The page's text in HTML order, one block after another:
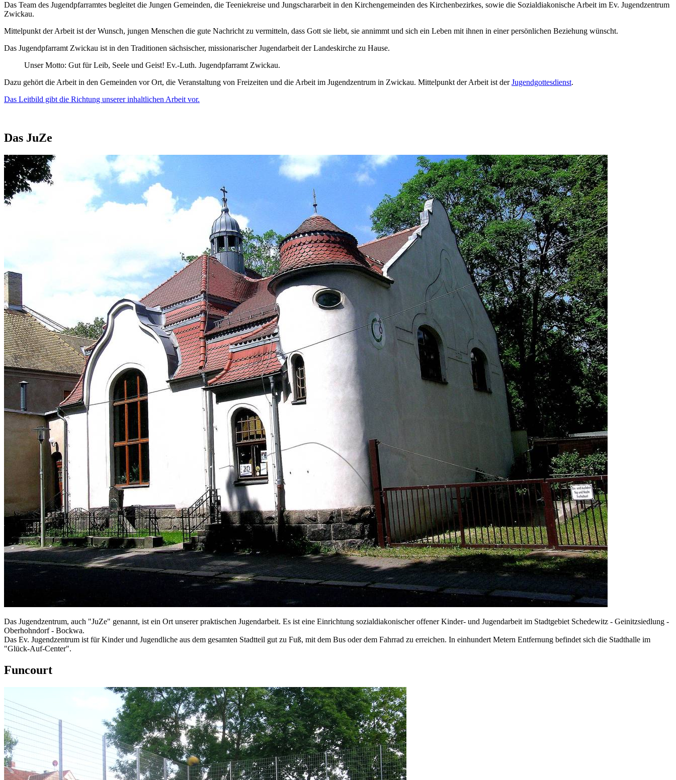
Das Team des Jugendpfarramtes begleitet die Jungen Gemeinden, die Teeniekreise und Jungschararbeit in den Kirchengemeinden des Kirchenbezirkes, sowie die Sozialdiakonische Arbeit im Ev. Jugendzentrum
Zwickau.
Mittelpunkt der Arbeit ist der Wunsch, jungen Menschen die gute Nachricht zu vermitteln, dass Gott sie liebt, sie annimmt und sich ein Leben mit ihnen in einer persönlichen Beziehung wünscht.
Das Jugendpfarramt Zwickau ist in den Traditionen sächsischer, missionarischer Jugendarbeit der Landeskirche zu Hause.
Unser Motto: Gut für Leib, Seele und Geist! Ev.-Luth. Jugendpfarramt Zwickau.
Dazu gehört die Arbeit in den Gemeinden vor Ort, die Veranstaltung von Freizeiten und die Arbeit im Jugendzentrum in Zwickau. Mittelpunkt der Arbeit ist derJugendgottesdienst.
Das Leitbild gibt die Richtung unserer inhaltlichen Arbeit vor.
Das JuZe
Das Jugendzentrum, auch "JuZe" genannt, ist ein Ort unserer praktischen Jugendarbeit. Es ist eine Einrichtung sozialdiakonischer offener Kinder- und Jugendarbeit im Stadtgebiet Schedewitz - Geinitzsiedlung -
Oberhohndorf - Bockwa.
Das Ev. Jugendzentrum ist für Kinder und Jugendliche aus dem gesamten Stadtteil gut zu Fuß, mit dem Bus oder dem Fahrrad zu erreichen. In einhundert Metern Entfernung befindet sich die Stadthalle im
"Glück-Auf-Center".
Funcourt